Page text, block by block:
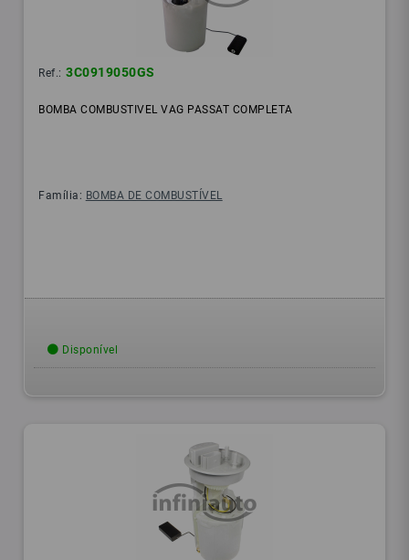
Ref.: 3C0919050GS
BOMBA COMBUSTIVEL VAG PASSAT COMPLETA
Família: BOMBA DE COMBUSTÍVEL
Disponível